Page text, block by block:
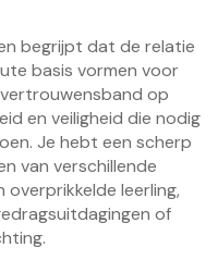
begrijpt dat de relatie
basis vormen voor
op
en veiligheid die nodig
Je hebt een scherp
van verschillende
overprikkelde leerling,
of